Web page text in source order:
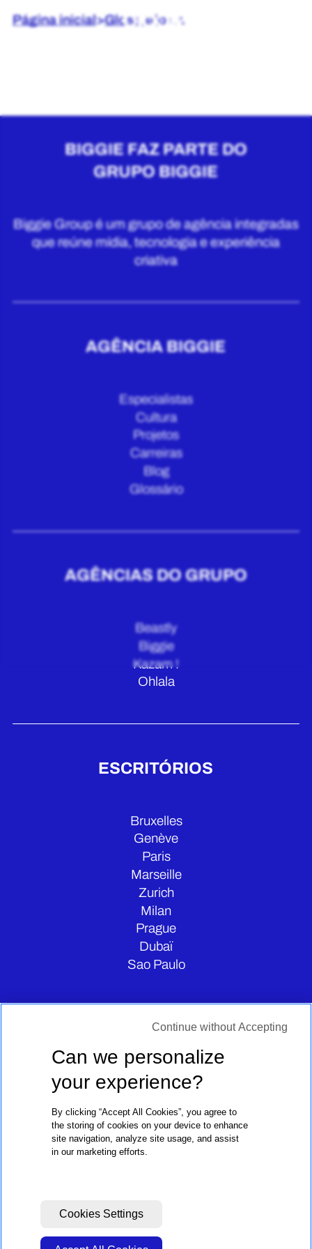
Página inicial>Glossário> A
BIGGIE FAZ PARTE DO
GRUPO BIGGIE
Biggie Group é um grupo de agência integradas
que reúne mídia, tecnologia e experiência
criativa
AGÊNCIA BIGGIE
Especialistas
Cultura
Projetos
Carreiras
Blog
Glossário
AGÊNCIAS DO GRUPO
Beastly
Biggie
Kazam !
Ohlala
ESCRITÓRIOS
Bruxelles
Genève
Paris
Marseille
Zurich
Milan
Prague
Dubaï
Sao Paulo
CONTATE-NOS
Can we personalize
your experience?
By clicking “Accept All Cookies”, you agree to
the storing of cookies on your device to enhance
site navigation, analyze site usage, and assist
in our marketing efforts.
Cookies Settings
Continue without Accepting